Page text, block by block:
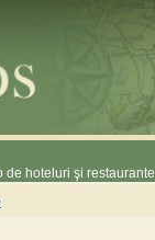
de hoteluri şi restaurante